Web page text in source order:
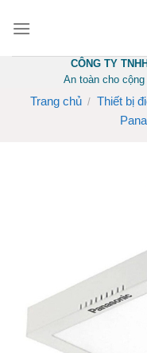
CÔNG TY
An toàn cho
Trang chủ / Thiết bị